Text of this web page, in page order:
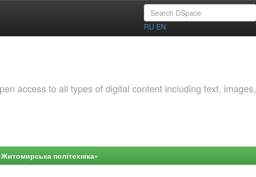
RU EN
access to all types of digital content including text, images,
політехніка»